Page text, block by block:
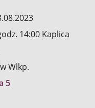
14:00 Kaplica
Wlkp.
5